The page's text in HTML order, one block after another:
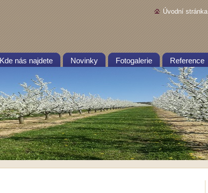
Úvodní stránka
Kde nás najdete Novinky Fotogalerie Reference